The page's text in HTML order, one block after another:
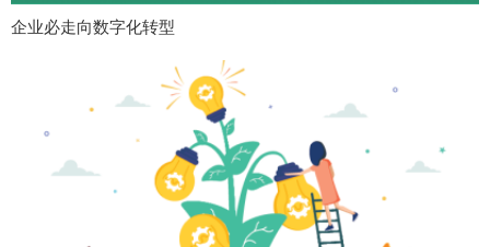
企业必走向数字化转型